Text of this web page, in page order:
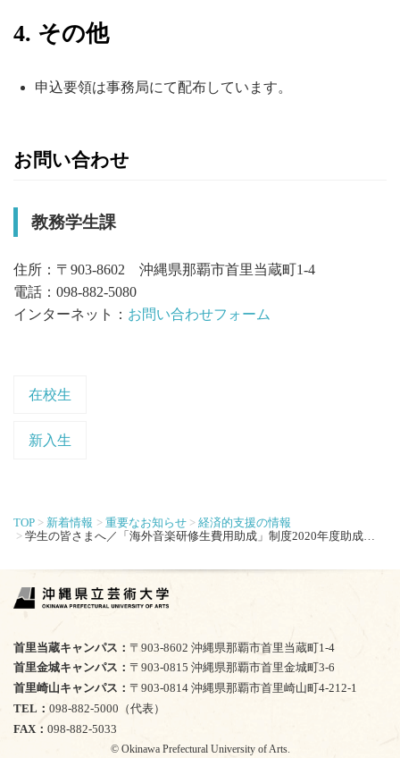
4. その他
申込要領は事務局にて配布しています。
お問い合わせ
教務学生課
住所：〒903-8602 沖縄県那覇市首里当蔵町1-4
電話：098-882-5080
インターネット： お問い合わせフォーム
在校生
新入生
TOP 新着情報 重要なお知らせ
経済的支援の情報
学生の皆さまへ／「海外音楽研修生費用助成」制度2020年度助成対象者の公募開始について【直接応募】
TEL
098-882-5000（代表）
FAX
098-882-5033
© Okinawa Prefectural University of Arts.
首里当蔵キャンパス
〒903-8602 沖縄県那覇市首里当蔵町1-4
首里金城キャンパス
〒903-0815 沖縄県那覇市首里金城町3-6
首里崎山キャンパス
〒903-0814 沖縄県那覇市首里崎山町4-212-1